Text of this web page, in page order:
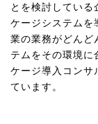
とを検討している
ケージシステムを
業の業務がどんど
テムをその環境に
ケージ導入コンサ
ています。